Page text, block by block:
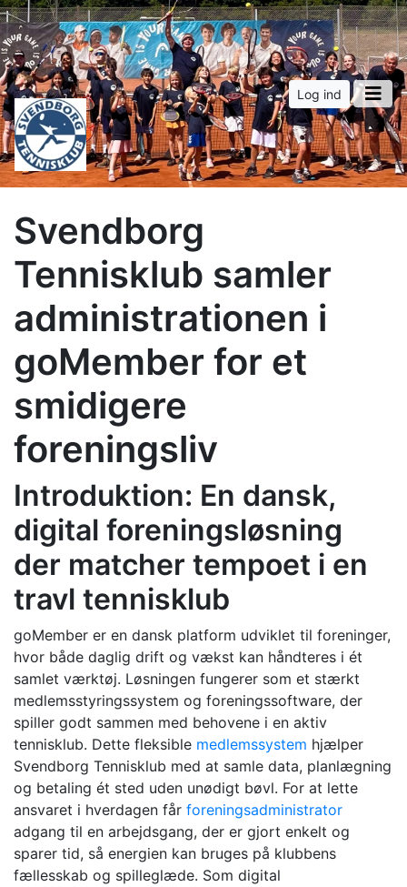
Log ind
Svendborg
Tennisklub samler
administrationen i
goMember for et
smidigere
foreningsliv
Introduktion: En dansk,
digital foreningsløsning
der matcher tempoet i en
travl tennisklub
goMember er en dansk platform udviklet til foreninger,
hvor både daglig drift og vækst kan håndteres i ét
samlet værktøj. Løsningen fungerer som et stærkt
medlemsstyringssystem og foreningssoftware, der
spiller godt sammen med behovene i en aktiv
tennisklub. Dette fleksible medlemssystem hjælper
Svendborg Tennisklub med at samle data, planlægning
og betaling ét sted uden unødigt bøvl. For at lette
ansvaret i hverdagen får foreningsadministrator
adgang til en arbejdsgang, der er gjort enkelt og
sparer tid, så energien kan bruges på klubbens
fællesskab og spilleglæde. Som digital